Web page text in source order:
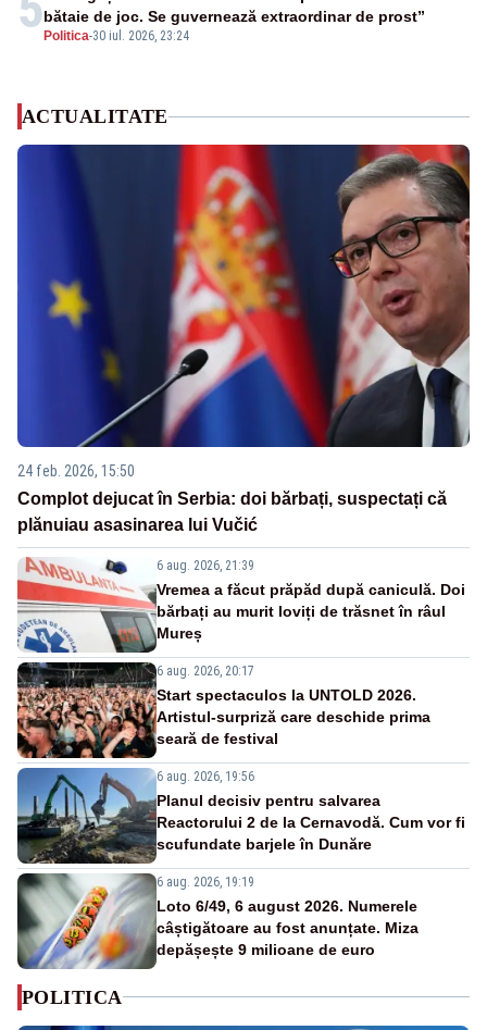
Politica-30 iul. 2026, 23:24
bătaie de joc. Se guvernează extraordinar de prost”
ACTUALITATE
24 feb. 2026, 15:50
Complot dejucat în Serbia: doi bărbați, suspectați că
plănuiau asasinarea lui Vučić
6 aug. 2026, 21:39
Vremea a făcut prăpăd după caniculă. Doi
bărbați au murit loviți de trăsnet în râul
Mureș
6 aug. 2026, 20:17
Start spectaculos la UNTOLD 2026.
Artistul-surpriză care deschide prima
seară de festival
6 aug. 2026, 19:56
Planul decisiv pentru salvarea
Reactorului 2 de la Cernavodă. Cum vor fi
scufundate barjele în Dunăre
6 aug. 2026, 19:19
Loto 6/49, 6 august 2026. Numerele
câștigătoare au fost anunțate. Miza
depășește 9 milioane de euro
POLITICA